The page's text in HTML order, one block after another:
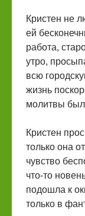
Кристен не
ей
работа,
утро,
всю
жизнь
молитвы
Кристен
только она
чувство
что-то
подошла к
только в